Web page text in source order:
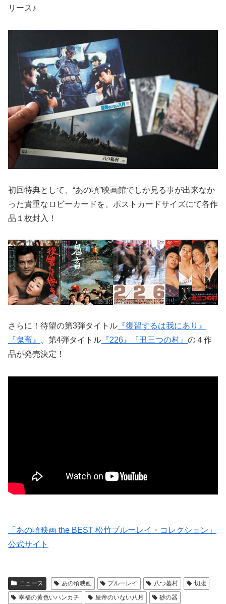
リース♪
初回特典として、“あの頃”映画館でしか見る事が出来なか
った貴重なロビーカードを、ポストカードサイズにて各作
品１枚封入！
さらに！待望の第3弾タイトル 『復習するは我にあり』
『鬼畜』
、第4弾タイトル 『226』 『丑三つの村』 の４作
品が発売決定！
「あの頃映画 the BEST 松竹ブルーレイ・コレクション」
公式サイト
ニュース あの頃映画 ブルーレイ 八つ墓村
切腹
幸福の黄色いハンカチ
皇帝のいない八月 砂の器